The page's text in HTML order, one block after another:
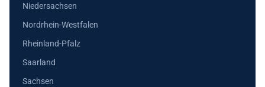
Niedersachsen
Nordrhein-Westfalen
Rheinland-Pfalz
Saarland
Sachsen